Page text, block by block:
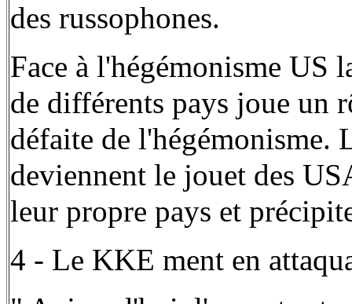
des russophones.
Face à l'hégémonisme US
de différents pays joue un
défaite de l'hégémonisme.
deviennent le jouet des
leur propre pays et
4 - Le KKE ment en